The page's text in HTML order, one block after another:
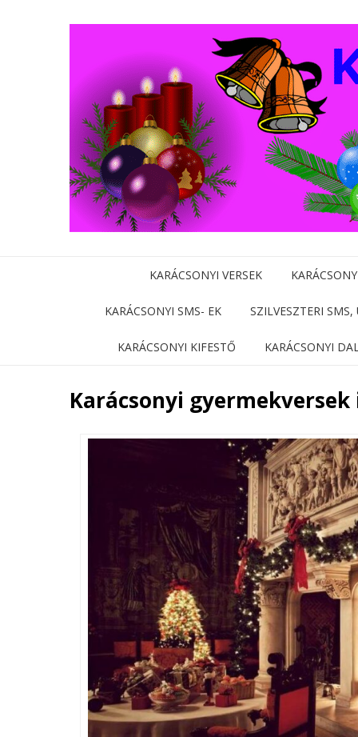
KARÁCSONYI VERSEK
KARÁCSONYI SMS- EK SZILVESZTERI SMS,
KARÁCSONYI KIFESTŐ KARÁCSONYI
Karácsonyi